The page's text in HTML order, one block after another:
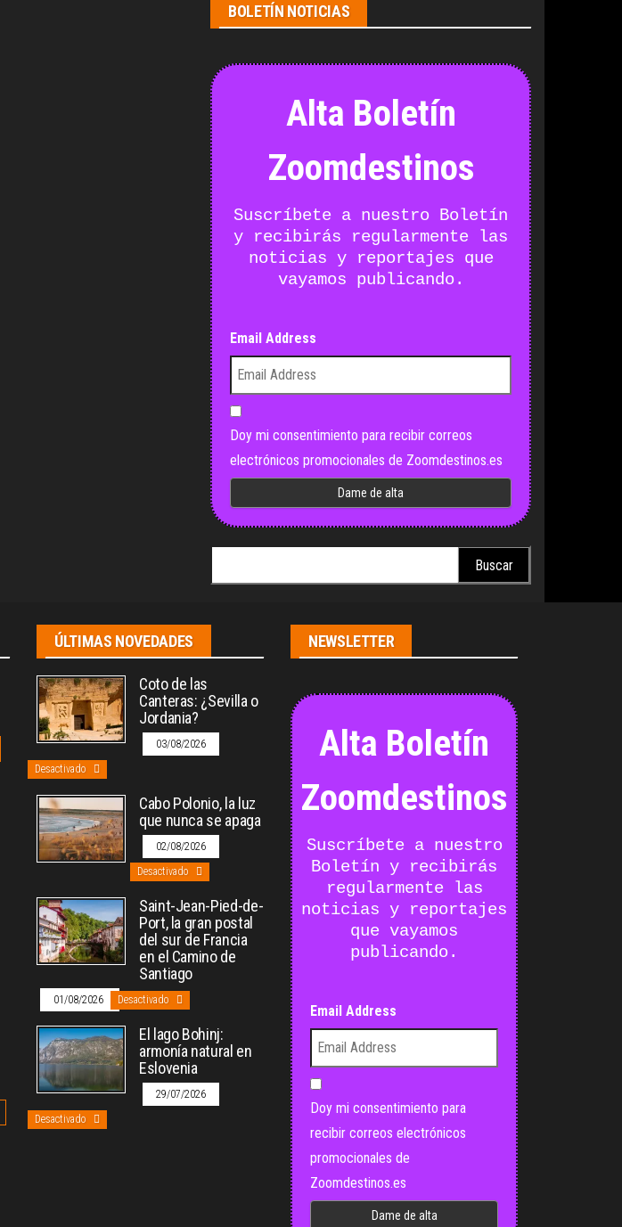
BOLETÍN NOTICIAS
Alta Boletín
Zoomdestinos
Suscríbete a nuestro Boletín
y recibirás regularmente las
noticias y reportajes que
vayamos publicando.
Email Address
Doy mi consentimiento para recibir correos
electrónicos promocionales de Zoomdestinos.es
ÚLTIMAS NOVEDADES
Coto de las
Canteras: ¿Sevilla o
Jordania?
03/08/2026
Desactivado
Cabo Polonio, la luz
que nunca se apaga
02/08/2026
Desactivado
Saint-Jean-Pied-de-
Port, la gran postal
del sur de Francia
en el Camino de
Santiago
01/08/2026 Desactivado
El lago Bohinj:
armonía natural en
Eslovenia
29/07/2026
Desactivado
NEWSLETTER
Alta Boletín
Zoomdestinos
Suscríbete a nuestro
Boletín y recibirás
regularmente las
noticias y reportajes
que vayamos
publicando.
Email Address
Doy mi consentimiento para
recibir correos electrónicos
promocionales de
Zoomdestinos.es